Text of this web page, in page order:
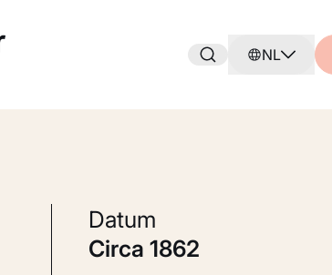
NL
Datum
circa 1862